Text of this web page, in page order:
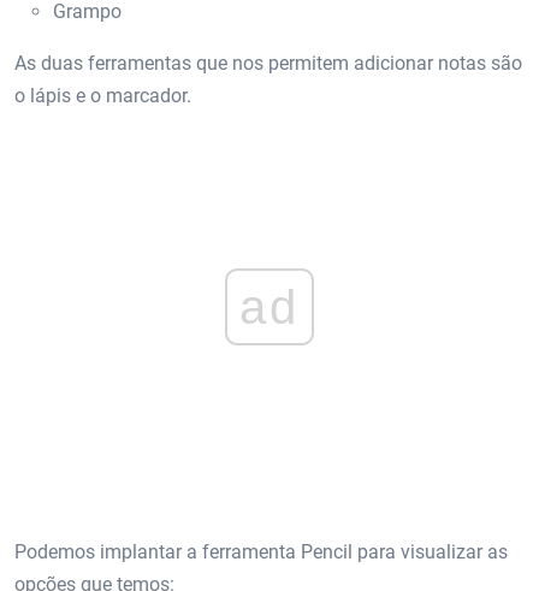
Grampo
As duas ferramentas que nos permitem adicionar notas são
o lápis e o marcador.
ad
Podemos implantar a ferramenta Pencil para visualizar as
opções que temos: